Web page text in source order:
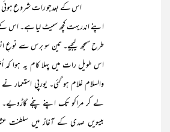
اس کے بعدجو رات شروع
اپنے اندر بہت کچھ سمیٹ لیا ہے۔ اس
طرح سمجھ لیجیے۔ تین سو برس سے نوعِ
اس طویل رات میں پہلا کام یہ ہوا
والسلام غلام ہو گئی۔ یورپی استعمار
لے کر مراکو تک اپنے پنجے
بیسویں صدی کے آغاز میں سلطنت